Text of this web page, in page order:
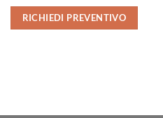
RICHIEDI PREVENTIVO